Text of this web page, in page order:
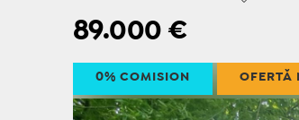
89.000€
0% COMISION OFERTĂ